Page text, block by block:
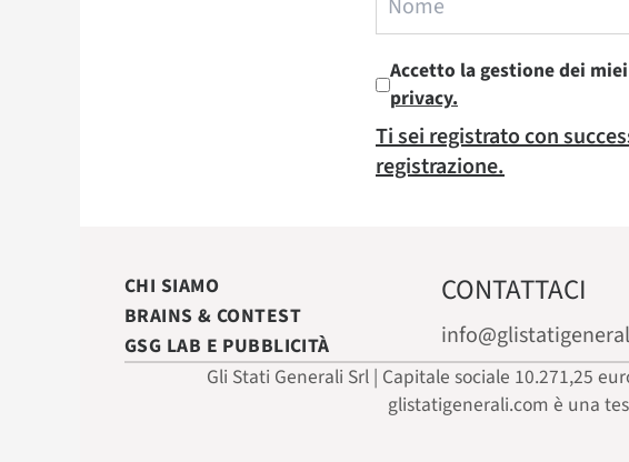
Accetto la gestione dei
privacy.
Ti sei registrato con
registrazione.
CHI SIAMO
BRAINS & CONTEST
GSG LAB E PUBBLICITÀ
CONTATTACI
Gli Stati Generali Srl | Capitale sociale 10.271,25
glistatigenerali.com è una